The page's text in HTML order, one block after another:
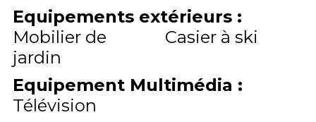
Equipements extérieurs :
Mobilier de
jardin
Casier à ski
Equipement Multimédia :
Télévision